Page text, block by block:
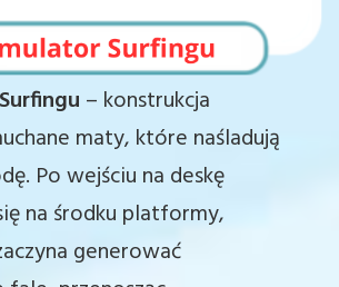
– konstrukcja
maty, które naśladują
Po wejściu na deskę
na środku platformy,
generować